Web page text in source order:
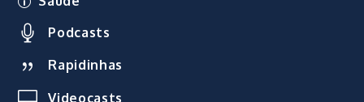
Podcasts
Rapidinhas
Videocasts